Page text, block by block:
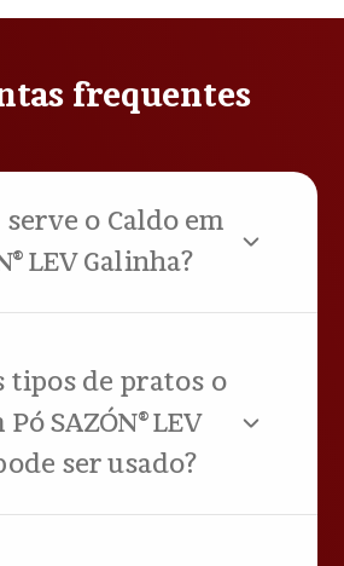
frequentes
o Caldo em
LEV Galinha?
tipos de pratos o
SAZÓN® LEV
ser usado?